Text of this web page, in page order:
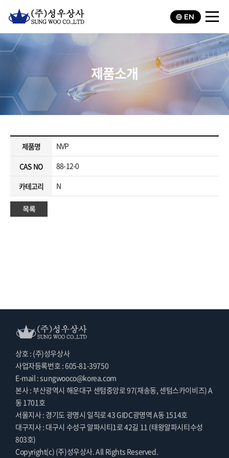
EN
제품소개
제품명
NVP
CAS NO
88-12-0
카테고리
N
상호 : (주)성우상사
사업자등록번호 : 605-81-39750
E-mail : sungwooco@korea.com
본사 : 부산광역시 해운대구 센텀중앙로 97(재송동, 센텀스카이비즈) A
동 1701호
서울지사 : 경기도 광명시 일직로 43 GIDC광명역 A동 1514호
대구지사 : 대구시 수성구 알파시티1로 42길 11 (태왕알파시티수성
803호)
Copyright(c) (주)성우상사. All Rights Reserved.